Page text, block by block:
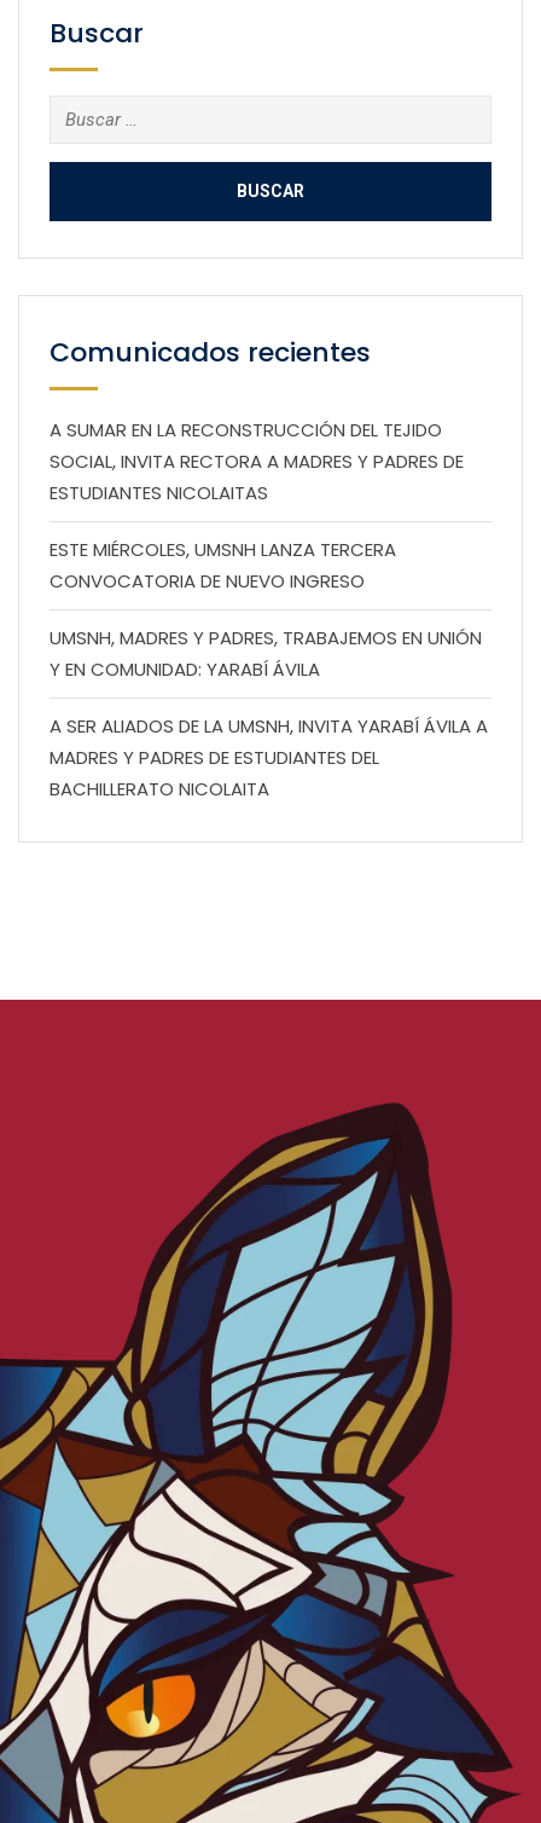
Buscar
Buscar:
Comunicados recientes
A SUMAR EN LA RECONSTRUCCIÓN DEL TEJIDO
SOCIAL, INVITA RECTORA A MADRES Y PADRES DE
ESTUDIANTES NICOLAITAS
ESTE MIÉRCOLES, UMSNH LANZA TERCERA
CONVOCATORIA DE NUEVO INGRESO
UMSNH, MADRES Y PADRES, TRABAJEMOS EN UNIÓN
Y EN COMUNIDAD: YARABÍ ÁVILA
A SER ALIADOS DE LA UMSNH, INVITA YARABÍ ÁVILA A
MADRES Y PADRES DE ESTUDIANTES DEL
BACHILLERATO NICOLAITA